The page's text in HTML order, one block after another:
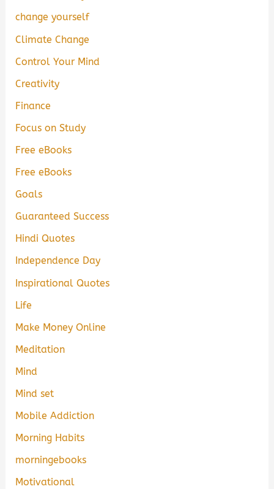
change yourself
Climate Change
Control Your Mind
Creativity
Finance
Focus on Study
Free eBooks
Free eBooks
Goals
Guaranteed Success
Hindi Quotes
Independence Day
Inspirational Quotes
Life
Make Money Online
Meditation
Mind
Mind set
Mobile Addiction
Morning Habits
morningebooks
Motivational